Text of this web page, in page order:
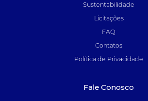
Sustentabilidade
Licitações
FAQ
Contatos
Política de Privacidade
Fale Conosco